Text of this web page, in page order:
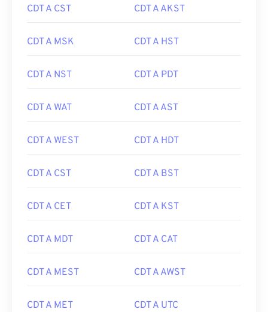
CDT A CST CDT A AKST
CDT A MSK CDT A HST
CDT A NST CDT A PDT
CDT A WAT CDT A AST
CDT A WEST CDT A HDT
CDT A CST CDT A BST
CDT A CET CDT A KST
CDT A MDT CDT A CAT
CDT A MEST CDT A AWST
CDT A MET CDT A UTC